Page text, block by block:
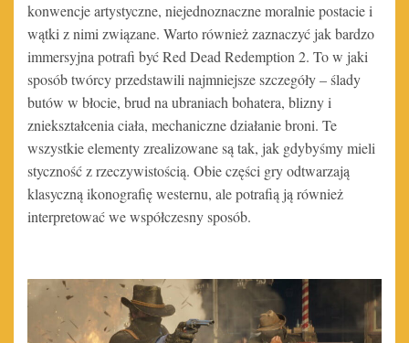
konwencje artystyczne, niejednoznaczne moralnie postacie i
wątki z nimi związane. Warto również zaznaczyć jak bardzo
immersyjna potrafi być Red Dead Redemption 2. To w jaki
sposób twórcy przedstawili najmniejsze szczegóły – ślady
butów w błocie, brud na ubraniach bohatera, blizny i
zniekształcenia ciała, mechaniczne działanie broni. Te
wszystkie elementy zrealizowane są tak, jak gdybyśmy mieli
styczność z rzeczywistością. Obie części gry odtwarzają
klasyczną ikonografię westernu, ale potrafią ją również
interpretować we współczesny sposób.